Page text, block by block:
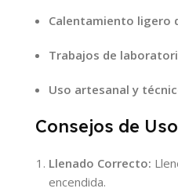
Calentamiento ligero
Trabajos de
Uso artesanal y
Consejos de
Llenado Correcto:
encendida.